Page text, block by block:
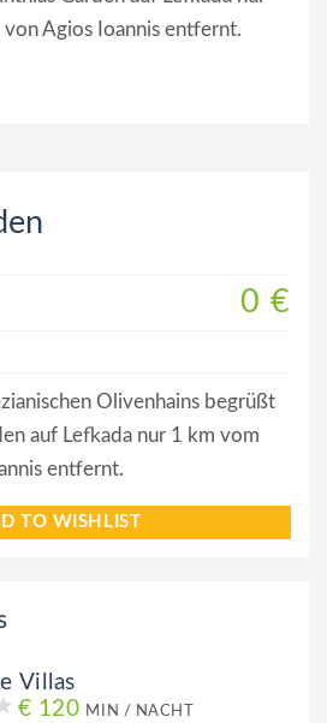
Agios Ioannis entfernt.
0 €
Olivenhains begrüßt
auf Lefkada nur 1 km vom
entfernt.
TO WISHLIST
Villas
€ 120 MIN / NACHT